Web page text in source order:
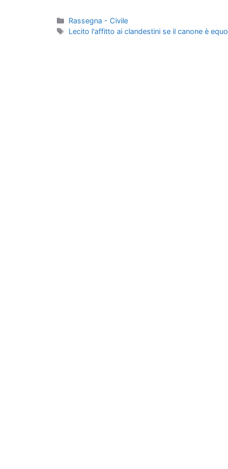
Categorie
Rassegna - Civile
Tag
Lecito l'affitto ai clandestini se il canone è equo